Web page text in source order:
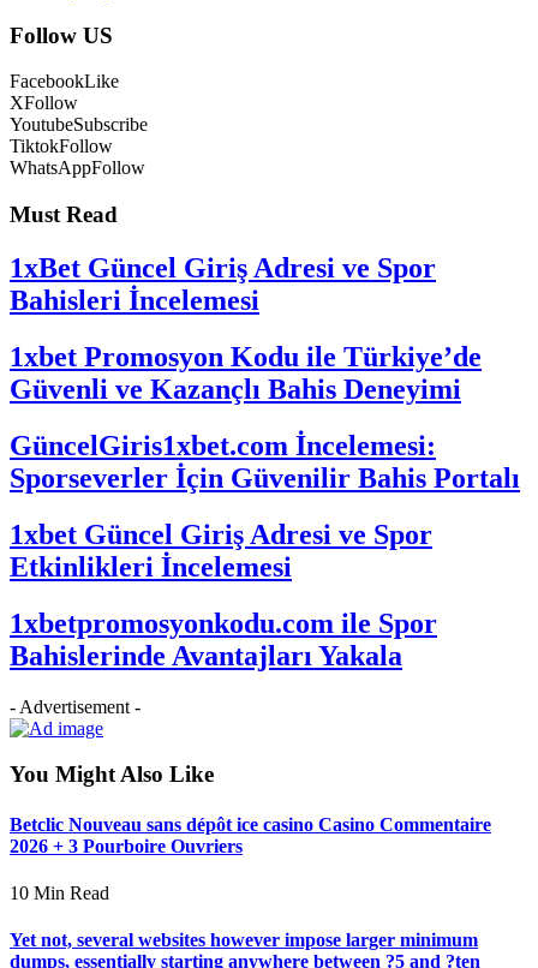
Follow US
FacebookLike
XFollow
YoutubeSubscribe
TiktokFollow
WhatsAppFollow
Must Read
1xBet Güncel Giriş Adresi ve Spor
Bahisleri İncelemesi
1xbet Promosyon Kodu ile Türkiye’de
Güvenli ve Kazançlı Bahis Deneyimi
GüncelGiris1xbet.com İncelemesi:
Sporseverler İçin Güvenilir Bahis Portalı
1xbet Güncel Giriş Adresi ve Spor
Etkinlikleri İncelemesi
1xbetpromosyonkodu.com ile Spor
Bahislerinde Avantajları Yakala
- Advertisement -
You Might Also Like
Betclic Nouveau sans dépôt ice casino Casino Commentaire
2026 + 3 Pourboire Ouvriers
10 Min Read
Yet not, several websites however impose larger minimum
dumps, essentially starting anywhere between ?5 and ?ten